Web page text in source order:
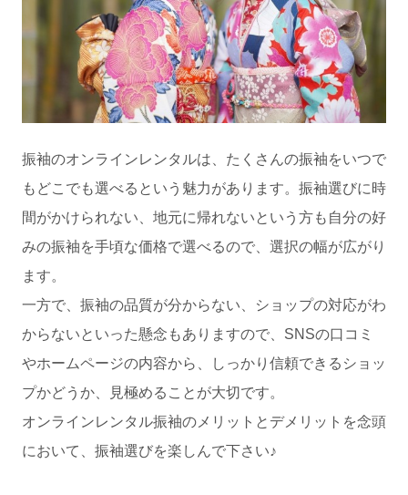
振袖のオンラインレンタルは、たくさんの振袖をいつで
もどこでも選べるという魅力があります。振袖選びに時
間がかけられない、地元に帰れないという方も自分の好
みの振袖を手頃な価格で選べるので、選択の幅が広がり
ます。
一方で、振袖の品質が分からない、ショップの対応がわ
からないといった懸念もありますので、SNSの口コミ
やホームページの内容から、しっかり信頼できるショッ
プかどうか、見極めることが大切です。
オンラインレンタル振袖のメリットとデメリットを念頭
において、振袖選びを楽しんで下さい♪